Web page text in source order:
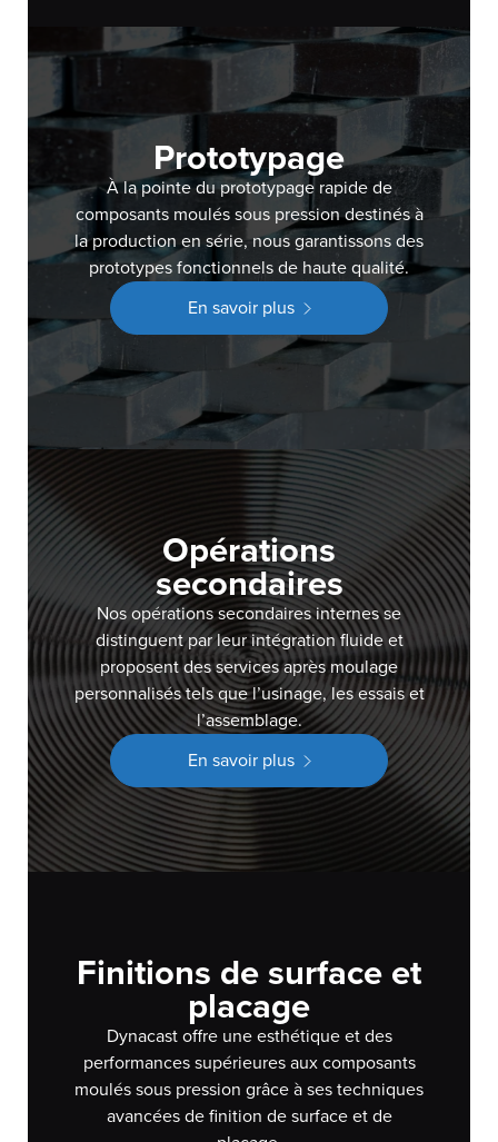
Prototypage
À la pointe du prototypage rapide de
composants moulés sous pression destinés à
la production en série, nous garantissons des
prototypes fonctionnels de haute qualité.
En savoir plus
Opérations
secondaires
Nos opérations secondaires internes se
distinguent par leur intégration fluide et
proposent des services après moulage
personnalisés tels que l’usinage, les essais et
l’assemblage.
En savoir plus
Finitions de surface et
placage
Dynacast offre une esthétique et des
performances supérieures aux composants
moulés sous pression grâce à ses techniques
avancées de finition de surface et de